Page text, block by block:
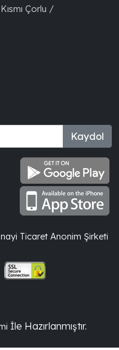
Çorlu /
Kaydol
Ticaret Anonim Şirketi
İle Hazırlanmıştır.